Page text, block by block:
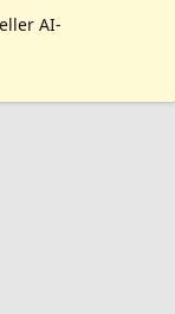
AI-